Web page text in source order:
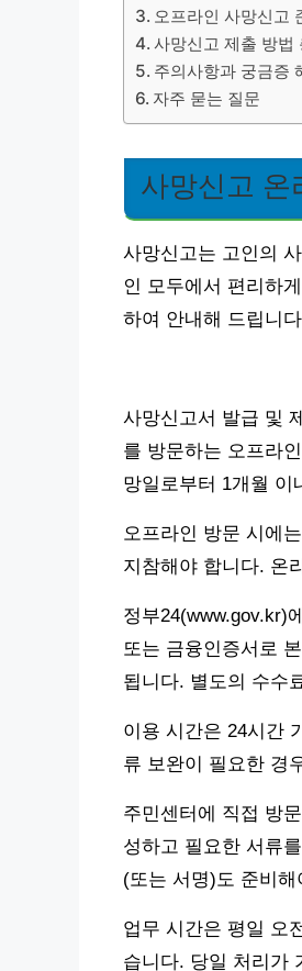
오프라인 사망신고
사망신고 제출 방법
주의사항과 궁금증
자주 묻는 질문
사망신고 온
사망신고는 고인의
인 모두에서 편리하
하여 안내해 드립니
사망신고서 발급 및
를 방문하는 오프라
망일로부터 1개월 이
오프라인 방문 시에
지참해야 합니다. 온
정부24(www.gov.kr)
또는 금융인증서로
됩니다. 별도의 수수
이용 시간은 24시간
류 보완이 필요한 경
주민센터에 직접 방
성하고 필요한 서류
(또는 서명)도 준비해
업무 시간은 평일 오
습니다. 당일 처리가